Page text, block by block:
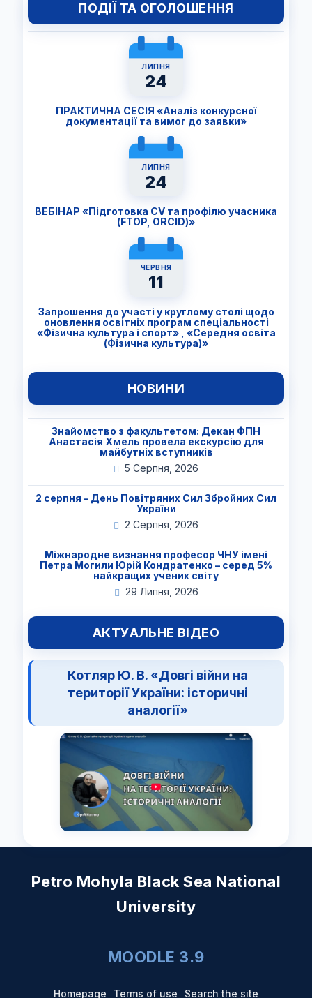
ПОДІЇ ТА ОГОЛОШЕННЯ
ЛИПНЯ
24
ПРАКТИЧНА СЕСІЯ «Аналіз конкурсної
документації та вимог до заявки»
ЛИПНЯ
24
ВЕБІНАР «Підготовка CV та профілю учасника
(FTОP, ORCID)»
ЧЕРВНЯ
11
Запрошення до участі у круглому столі щодо
оновлення освітніх програм спеціальності
«Фізична культура і спорт» , «Середня освіта
(Фізична культура)»
НОВИНИ
Знайомство з факультетом: Декан ФПН
Анастасія Хмель провела екскурсію для
майбутніх вступників
5 Серпня, 2026
2 серпня – День Повітряних Сил Збройних Сил
України
2 Серпня, 2026
Міжнародне визнання професор ЧНУ імені
Петра Могили Юрій Кондратенко – серед 5%
найкращих учених світу
29 Липня, 2026
АКТУАЛЬНЕ ВІДЕО
Котляр Ю. В. «Довгі війни на
території України: історичні
аналогії»
Petro Mohyla Black Sea National
University
MOODLE 3.9
Homepage Terms of use Search the site